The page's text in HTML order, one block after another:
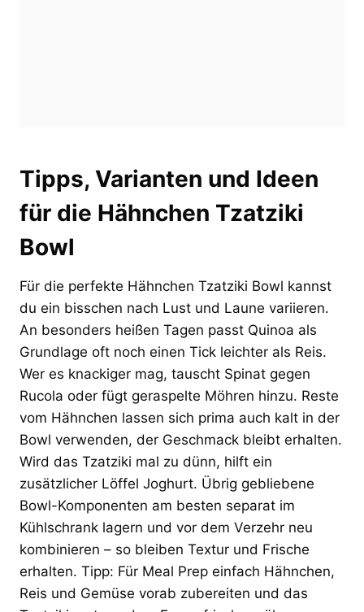
Tipps, Varianten und Ideen
für die Hähnchen Tzatziki
Bowl
Für die perfekte Hähnchen Tzatziki Bowl kannst
du ein bisschen nach Lust und Laune variieren.
An besonders heißen Tagen passt Quinoa als
Grundlage oft noch einen Tick leichter als Reis.
Wer es knackiger mag, tauscht Spinat gegen
Rucola oder fügt geraspelte Möhren hinzu. Reste
vom Hähnchen lassen sich prima auch kalt in der
Bowl verwenden, der Geschmack bleibt erhalten.
Wird das Tzatziki mal zu dünn, hilft ein
zusätzlicher Löffel Joghurt. Übrig gebliebene
Bowl-Komponenten am besten separat im
Kühlschrank lagern und vor dem Verzehr neu
kombinieren – so bleiben Textur und Frische
erhalten. Tipp: Für Meal Prep einfach Hähnchen,
Reis und Gemüse vorab zubereiten und das